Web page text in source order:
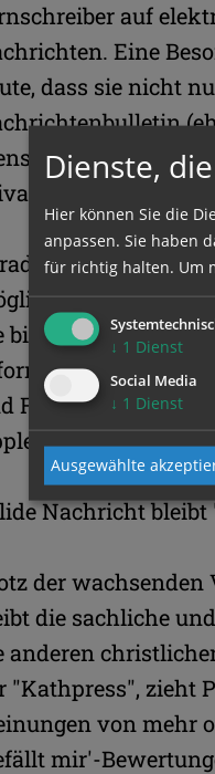
auf
Eine
dass sie nicht
im Blick auf
einer
bietet auf seit
Facebook
Smartphones.
Nachricht
der
die sachliche
anderen
"Kathpress", zieht
von mehr
mir'-
Dienste,
Hier können Sie die
anpassen. Sie haben
für richtig halten. Um
↓ 1 Dienst
Social Media
↓ 1 Dienst
Ausgewählte